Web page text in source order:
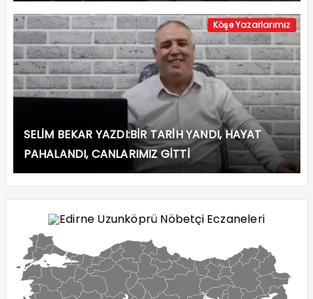
Köşe Yazarlarımız
SELİM BEKAR YAZDI:BİR TARİH YANDI, HAYAT
PAHALANDI, CANLARIMIZ GİTTİ